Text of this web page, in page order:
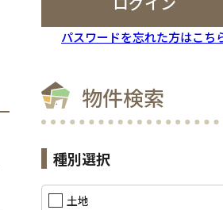
パスワードを忘れた方はこち
物件検索
種別選択
土地